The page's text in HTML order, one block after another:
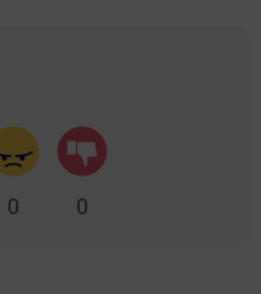
0 0